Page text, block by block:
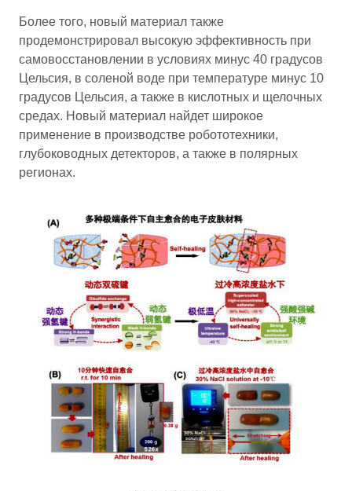
Более того, новый материал также
продемонстрировал высокую эффективность при
самовосстановлении в условиях минус 40 градусов
Цельсия, в соленой воде при температуре минус 10
градусов Цельсия, а также в кислотных и щелочных
средах. Новый материал найдет широкое
применение в производстве робототехники,
глубоководных детекторов, а также в полярных
регионах.